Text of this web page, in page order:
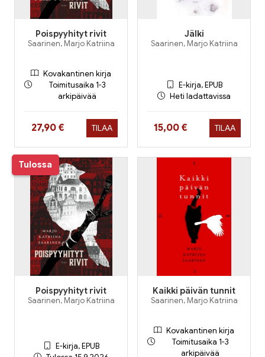
Poispyyhityt rivit
Saarinen, Marjo Katriina
Kovakantinen kirja
Toimitusaika 1-3
arkipäivää
Hinta nyt
27,90 € TILAA
Jälki
Saarinen, Marjo Katriina
E-kirja, EPUB
Heti ladattavissa
Hinta nyt
15,00 € TILAA
Tulossa
Poispyyhityt rivit
Saarinen, Marjo Katriina
E-kirja, EPUB
Kaikki päivän tunnit
Saarinen, Marjo Katriina
Kovakantinen kirja
Toimitusaika 1-3
arkipäivää